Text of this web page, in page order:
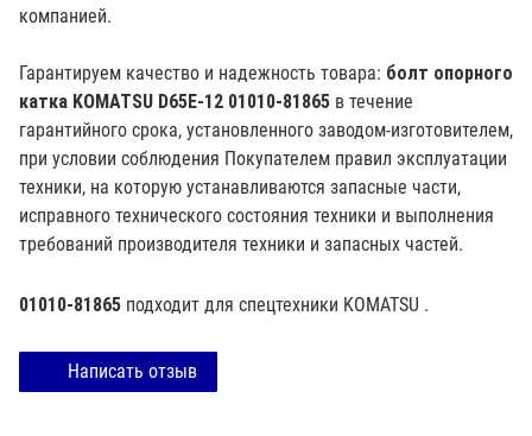
компанией.
Гарантируем качество и надежность товара: болт опорного
катка KOMATSU D65E-12 01010-81865 в течение
гарантийного срока, установленного заводом-изготовителем,
при условии соблюдения Покупателем правил эксплуатации
техники, на которую устанавливаются запасные части,
исправного технического состояния техники и выполнения
требований производителя техники и запасных частей.
01010-81865 подходит для спецтехники KOMATSU .
Написать отзыв